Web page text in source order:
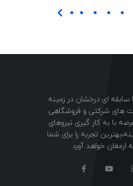
ای درخشان در زمینه
شرکتی و فروشگاهی
با به کار گیری نیروهای
تجربه را برای شما
خواهد آورد.